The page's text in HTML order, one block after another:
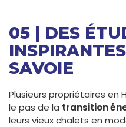
05 | DES
SAVOIE
Plusieurs propriétaires en
le pas de la transition
leurs vieux chalets en